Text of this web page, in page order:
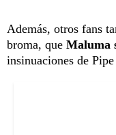
Además, otros fans
broma, que Maluma
insinuaciones de